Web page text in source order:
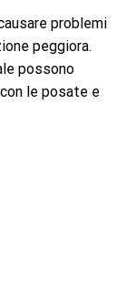
problemi
peggiora.
possono
le posate e